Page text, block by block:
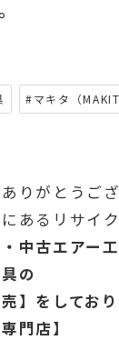
#マキタ（
りがとうご
あるリサイ
中古エアー
の
売】をしてお
門店】